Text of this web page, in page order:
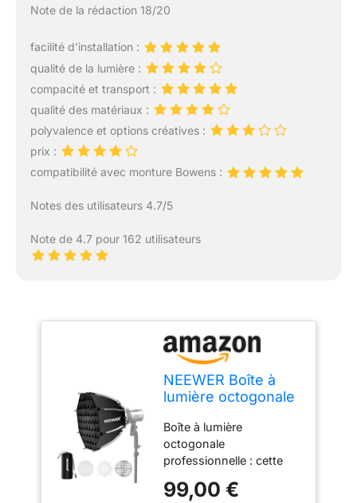
Note de la rédaction 18/20
facilité d’installation :
qualité de la lumière :
compacité et transport :
qualité des matériaux :
polyvalence et options créatives :
prix :
compatibilité avec monture Bowens :
Notes des utilisateurs 4.7/5
Note de 4.7 pour 162 utilisateurs
NEEWER Boîte à
lumière octogonale
Pliage Rapide,
Installation Rapide
avec
diffuseurs/Grille en
nid d'abeille/Sac
Boîte à lumière
octogonale
professionnelle : cette
octogonale dispose
99,00 €